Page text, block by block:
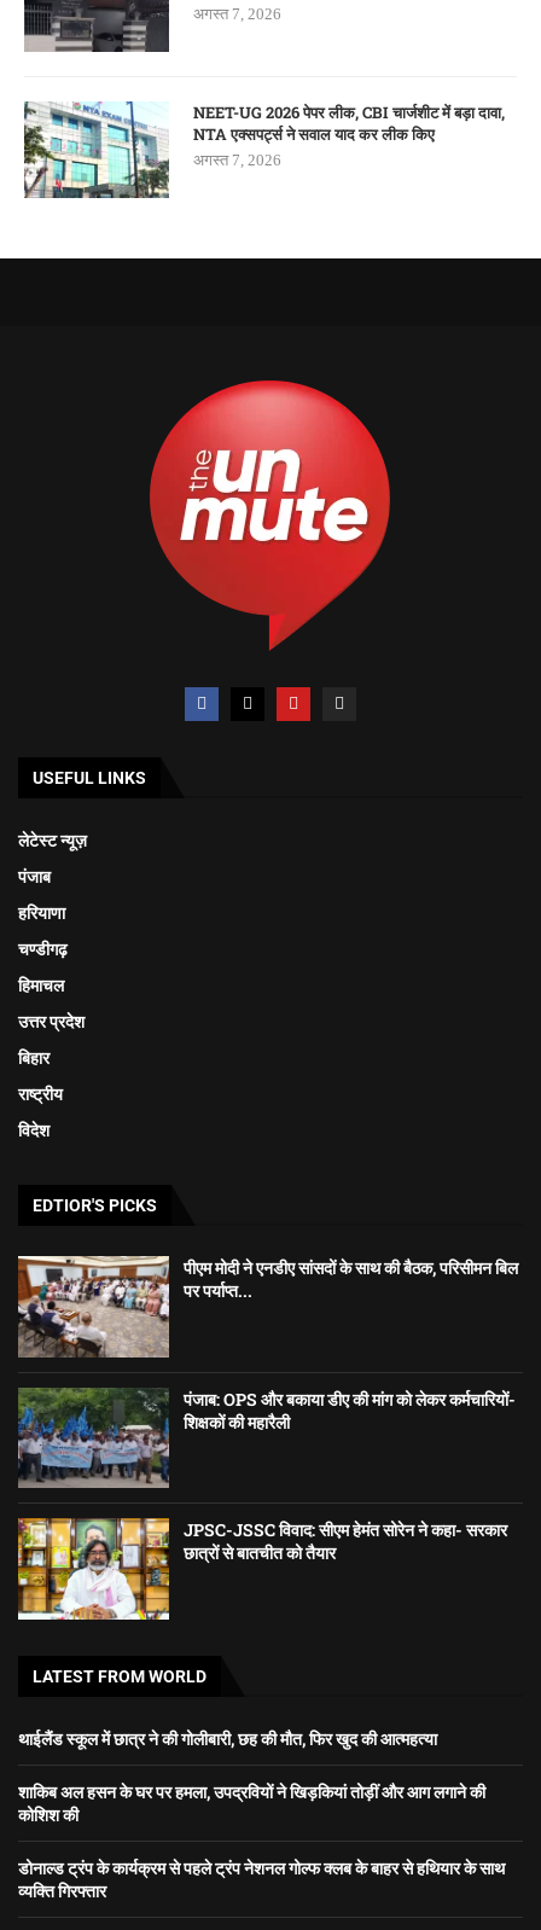
अगस्त 7, 2026
NEET-UG 2026 पेपर लीक, CBI चार्जशीट में बड़ा दावा,
NTA एक्सपर्ट्स ने सवाल याद कर लीक किए
अगस्त 7, 2026
USEFUL LINKS
लेटेस्ट न्यूज़
पंजाब
हरियाणा
चण्डीगढ़
हिमाचल
उत्तर प्रदेश
बिहार
राष्ट्रीय
विदेश
EDTIOR'S PICKS
पीएम मोदी ने एनडीए सांसदों के साथ की बैठक, परिसीमन बिल
पर पर्याप्त...
पंजाब: OPS और बकाया डीए की मांग को लेकर कर्मचारियों-
शिक्षकों की महारैली
JPSC-JSSC विवाद: सीएम हेमंत सोरेन ने कहा- सरकार
छात्रों से बातचीत को तैयार
LATEST FROM WORLD
थाईलैंड स्कूल में छात्र ने की गोलीबारी, छह की मौत, फिर खुद की आत्महत्या
शाकिब अल हसन के घर पर हमला, उपद्रवियों ने खिड़कियां तोड़ीं और आग लगाने की
कोशिश की
डोनाल्ड ट्रंप के कार्यक्रम से पहले ट्रंप नेशनल गोल्फ क्लब के बाहर से हथियार के साथ
व्यक्ति गिरफ्तार